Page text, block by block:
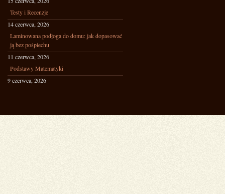
Testy i Recenzje
14 czerwca, 2026
Laminowana podłoga do domu: jak dopasować
ją bez pośpiechu
11 czerwca, 2026
Podstawy Matematyki
9 czerwca, 2026